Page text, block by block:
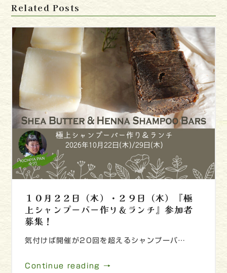
Related Posts
１０月２２日（木）・２９日（木）『極
上シャンプーバー作り＆ランチ』参加者
募集！
気付けば開催が20回を超えるシャンプーバ…
Continue reading →